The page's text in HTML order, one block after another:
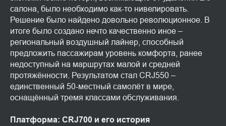
салона, было необходимо как-то нивелировать.
Решение было найдено довольно революционное. В
итоге было создано нечто качественно иное –
региональный воздушный лайнер, способный
предложить пассажирам уровень комфорта, ранее
недоступный на маршрутах малой и средней
протяжённости. Результатом стал CRJ550 –
единственный 50-местный самолёт в мире,
оснащённый тремя классами обслуживания.
Платформа: CRJ700 и его история